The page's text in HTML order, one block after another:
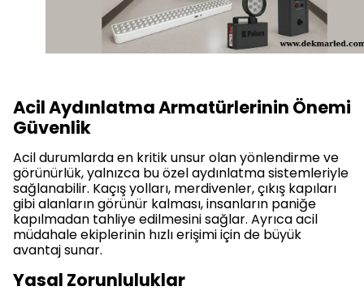
Acil Aydınlatma Armatürlerinin Önemi
Güvenlik
Acil durumlarda en kritik unsur olan yönlendirme ve
görünürlük, yalnızca bu özel aydınlatma sistemleriyle
sağlanabilir. Kaçış yolları, merdivenler, çıkış kapıları
gibi alanların görünür kalması, insanların paniğe
kapılmadan tahliye edilmesini sağlar. Ayrıca acil
müdahale ekiplerinin hızlı erişimi için de büyük
avantaj sunar.
Yasal Zorunluluklar